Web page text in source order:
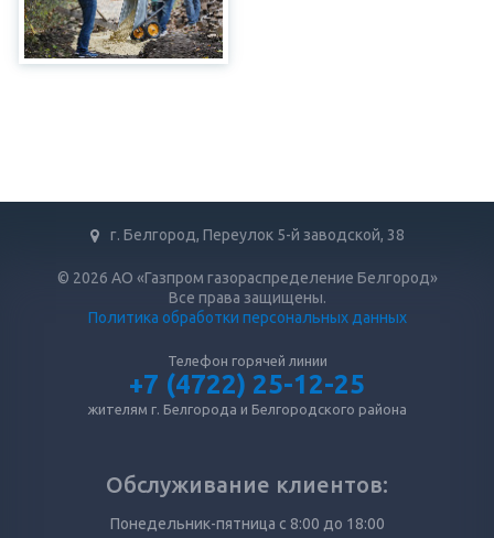
г. Белгород, Переулок 5-й заводской, 38
© 2026 АО «Газпром газораспределение Белгород»
Все права защищены.
Политика обработки персональных данных
Телефон горячей линии
+7 (4722) 25-12-25
жителям г. Белгорода и Белгородского района
Обслуживание клиентов:
Понедельник-пятница с 8:00 до 18:00